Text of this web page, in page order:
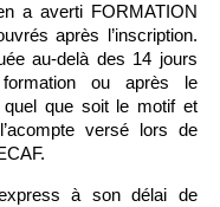
a averti FORMATION
après l’inscription.
au-delà des 14 jours
ou après le
que soit le motif et
versé lors de
à son délai de